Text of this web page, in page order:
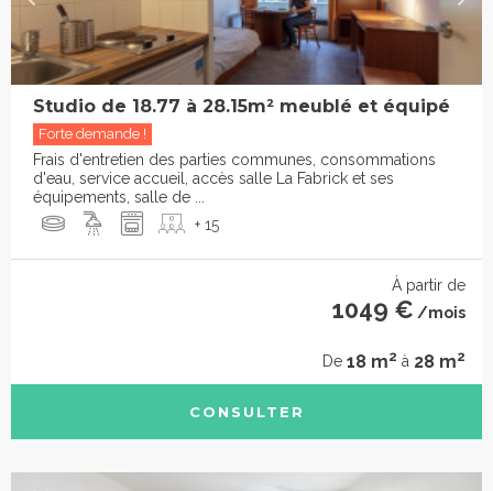
Studio de 18.77 à 28.15m² meublé et équipé
Forte demande !
Frais d'entretien des parties communes, consommations
d'eau, service accueil, accès salle La Fabrick et ses
équipements, salle de ...
+ 15
À partir de
1049 € /mois
De 18 m2 à 28 m2
CONSULTER